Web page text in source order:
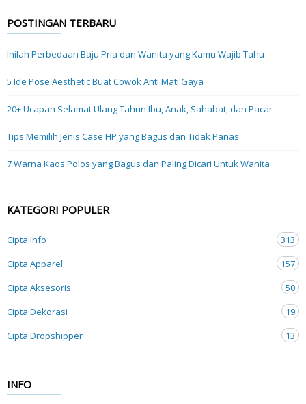
POSTINGAN TERBARU
Inilah Perbedaan Baju Pria dan Wanita yang Kamu Wajib Tahu
5 Ide Pose Aesthetic Buat Cowok Anti Mati Gaya
20+ Ucapan Selamat Ulang Tahun Ibu, Anak, Sahabat, dan Pacar
Tips Memilih Jenis Case HP yang Bagus dan Tidak Panas
7 Warna Kaos Polos yang Bagus dan Paling Dicari Untuk Wanita
KATEGORI POPULER
Cipta Info
313
Cipta Apparel
157
Cipta Aksesoris
50
Cipta Dekorasi
19
Cipta Dropshipper
13
INFO